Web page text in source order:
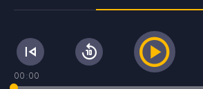
00:00